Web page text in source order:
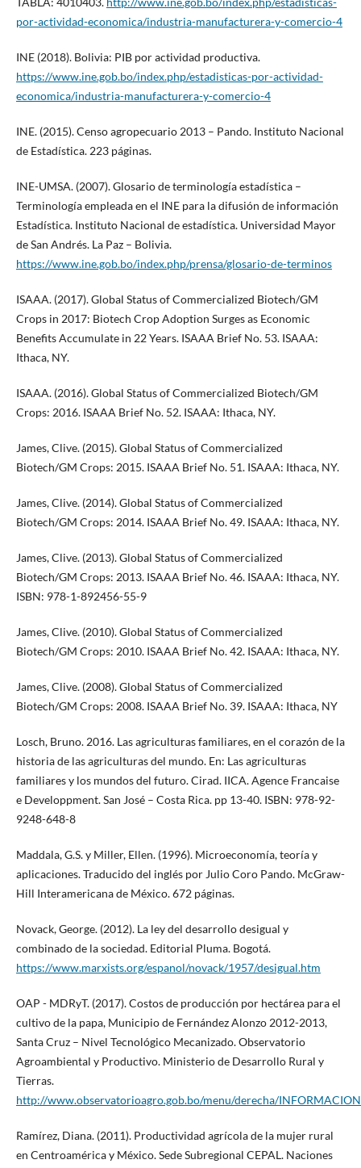
por-actividad-economica/industria-manufacturera-y-comercio-4
INE (2018). Bolivia: PIB por actividad productiva.
https://www.ine.gob.bo/index.php/estadisticas-por-actividad-
economica/industria-manufacturera-y-comercio-4
INE. (2015). Censo agropecuario 2013 – Pando. Instituto Nacional
de Estadística. 223 páginas.
INE-UMSA. (2007). Glosario de terminología estadística –
Terminología empleada en el INE para la difusión de información
Estadística. Instituto Nacional de estadística. Universidad Mayor
de San Andrés. La Paz – Bolivia.
https://www.ine.gob.bo/index.php/prensa/glosario-de-terminos
ISAAA. (2017). Global Status of Commercialized Biotech/GM
Crops in 2017: Biotech Crop Adoption Surges as Economic
Benefits Accumulate in 22 Years. ISAAA Brief No. 53. ISAAA:
Ithaca, NY.
ISAAA. (2016). Global Status of Commercialized Biotech/GM
Crops: 2016. ISAAA Brief No. 52. ISAAA: Ithaca, NY.
James, Clive. (2015). Global Status of Commercialized
Biotech/GM Crops: 2015. ISAAA Brief No. 51. ISAAA: Ithaca, NY.
James, Clive. (2014). Global Status of Commercialized
Biotech/GM Crops: 2014. ISAAA Brief No. 49. ISAAA: Ithaca, NY.
James, Clive. (2013). Global Status of Commercialized
Biotech/GM Crops: 2013. ISAAA Brief No. 46. ISAAA: Ithaca, NY.
ISBN: 978-1-892456-55-9
James, Clive. (2010). Global Status of Commercialized
Biotech/GM Crops: 2010. ISAAA Brief No. 42. ISAAA: Ithaca, NY.
James, Clive. (2008). Global Status of Commercialized
Biotech/GM Crops: 2008. ISAAA Brief No. 39. ISAAA: Ithaca, NY
Losch, Bruno. 2016. Las agriculturas familiares, en el corazón de la
historia de las agriculturas del mundo. En: Las agriculturas
familiares y los mundos del futuro. Cirad. IICA. Agence Francaise
e Developpment. San José – Costa Rica. pp 13-40. ISBN: 978-92-
9248-648-8
Maddala, G.S. y Miller, Ellen. (1996). Microeconomía, teoría y
aplicaciones. Traducido del inglés por Julio Coro Pando. McGraw-
Hill Interamericana de México. 672 páginas.
Novack, George. (2012). La ley del desarrollo desigual y
combinado de la sociedad. Editorial Pluma. Bogotá.
https://www.marxists.org/espanol/novack/1957/desigual.htm
OAP - MDRyT. (2017). Costos de producción por hectárea para el
cultivo de la papa, Municipio de Fernández Alonzo 2012-2013,
Santa Cruz – Nivel Tecnológico Mecanizado. Observatorio
Agroambiental y Productivo. Ministerio de Desarrollo Rural y
Tierras.
http://www.observatorioagro.gob.bo/menu/derecha/
Ramírez, Diana. (2011). Productividad agrícola de la mujer rural
en Centroamérica y México. Sede Subregional CEPAL. Naciones